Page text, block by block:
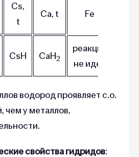
Cs,
t
Ca, t Fe
CsH CaH2
реакция
не идет
водород проявляет с.о.
чем у металлов,
свойства гидридов: